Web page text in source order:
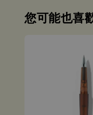
您可能也喜